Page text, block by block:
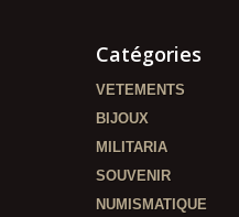
Catégories
VETEMENTS
BIJOUX
MILITARIA
SOUVENIR
NUMISMATIQUE